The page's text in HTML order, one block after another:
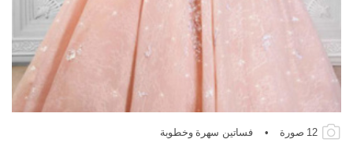
12 صورة • فساتين سهرة وخطوبة